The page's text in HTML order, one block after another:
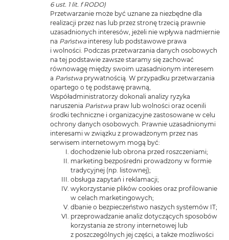
6 ust. 1 lit. f RODO)
Przetwarzanie może być uznane za niezbędne dla
realizacji przez nas lub przez stronę trzecią prawnie
uzasadnionych interesów, jeżeli nie wpływa nadmiernie
na Państwainteresy lub podstawowe prawa
i wolności. Podczas przetwarzania danych osobowych
na tej podstawie zawsze staramy się zachować
równowagę między swoim uzasadnionym interesem
a Państwaprywatnością. W przypadku przetwarzania
opartego o tę podstawę prawną,
Współadministratorzy dokonali analizy ryzyka
naruszenia Państwapraw lub wolności oraz ocenili
środki techniczne i organizacyjne zastosowane w celu
ochrony danych osobowych. Prawnie uzasadnionymi
interesami w związku z prowadzonym przez nas
serwisem internetowym mogą być:
dochodzenie lub obrona przed roszczeniami;
marketing bezpośredni prowadzony w formie
tradycyjnej (np. listownej);
obsługa zapytań i reklamacji;
wykorzystanie plików cookies oraz profilowanie
w celach marketingowych;
dbanie o bezpieczeństwo naszych systemów IT;
przeprowadzanie analiz dotyczących sposobów
korzystania ze strony internetowej lub
z poszczególnych jej części, a także możliwości